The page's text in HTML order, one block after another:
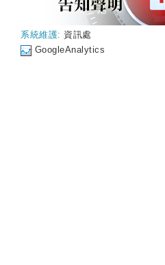
系統維護: 資訊處
GoogleAnalytics